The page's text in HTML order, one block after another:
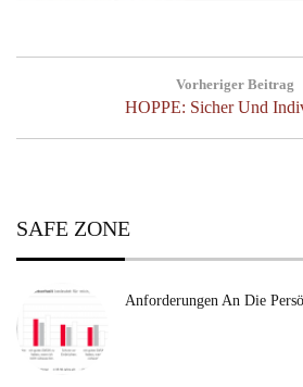
Vorheriger Beitrag
Previous
HOPPE: Sicher Und
SAFE ZONE
Anforderungen An Die